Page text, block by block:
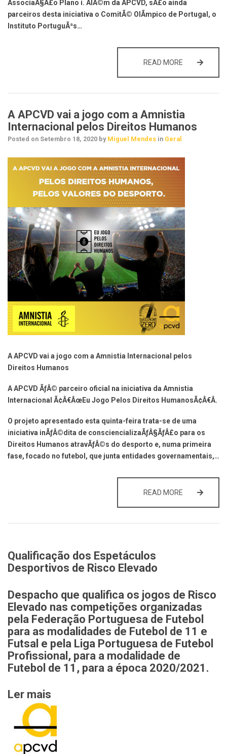
AssociaÃ§Ã£o Plano i. AlÃ©m da APCVD, sÃ£o ainda
parceiros desta iniciativa o ComitÃ© OlÃ­mpico de Portugal, o
Instituto PortuguÃªs…
READ MORE
A APCVD vai a jogo com a Amnistia
Internacional pelos Direitos Humanos
Posted on Setembro 18, 2020 by Miguel Mendes in Geral
A APCVD vai a jogo com a Amnistia Internacional pelos
Direitos Humanos
A APCVD ÃƒÂ© parceiro oficial na iniciativa da Amnistia
Internacional Ã¢Â€ÂœEu Jogo Pelos Direitos HumanosÃ¢Â€Â.
O projeto apresentado esta quinta-feira trata-se de uma
iniciativa inÃƒÂ©dita de consciencializaÃƒÂ§ÃƒÂ£o para os
Direitos Humanos atravÃƒÂ©s do desporto e, numa primeira
fase, focado no futebol, que junta entidades governamentais,…
READ MORE A APCVD
Qualificação dos Espetáculos
Desportivos de Risco Elevado
Despacho que qualifica os jogos de Risco
Elevado nas competições organizadas
pela Federação Portuguesa de Futebol
para as modalidades de Futebol de 11 e
Futsal e pela Liga Portuguesa de Futebol
Profissional, para a modalidade de
Futebol de 11, para a época 2020/2021.
Ler mais